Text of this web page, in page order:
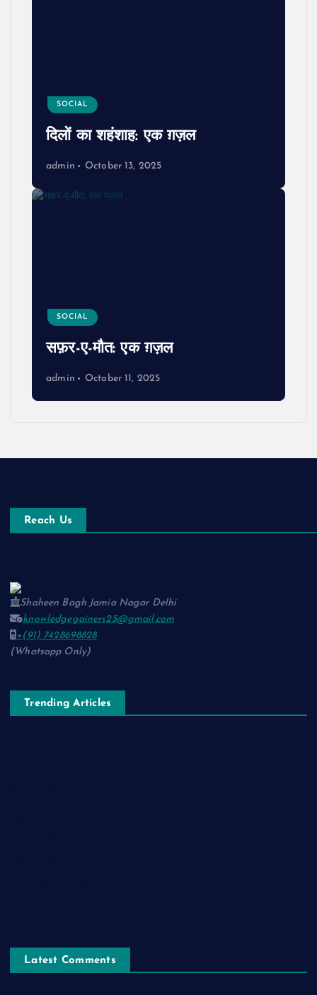
SOCIAL
दिलों का शहंशाह: एक ग़ज़ल
admin October 13, 2025
SOCIAL
सफ़र-ए-मौत: एक ग़ज़ल
admin October 11, 2025
Reach Us
Shaheen Bagh Jamia Nagar Delhi
knowledgegainers25@gmail.com
+(91) 7428698828
(Whatsapp Only)
Trending Articles
Latest Comments